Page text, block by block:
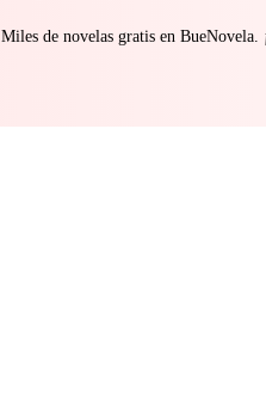
Miles de novelas gratis en BueNovela.